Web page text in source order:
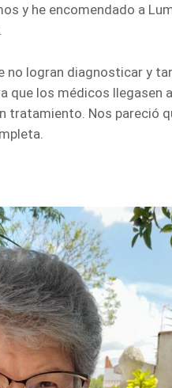
y he encomendado a
no logran diagnosticar y
que los médicos
Nos pareció